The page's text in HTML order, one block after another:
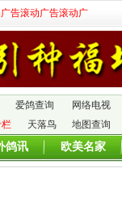
告滚动广告滚动广
爱鸽查询 网络电视
天落鸟 地图查询
鸽讯 欧美名家